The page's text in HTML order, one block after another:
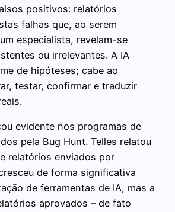
positivos: relatórios
falhas que, ao serem
especialista, revelam-se
ou irrelevantes. A IA
de hipóteses; cabe ao
testar, confirmar e traduzir
evidente nos programas de
pela Bug Hunt. Telles relatou
relatórios enviados por
de forma significativa
de ferramentas de IA, mas a
aprovados – de fato